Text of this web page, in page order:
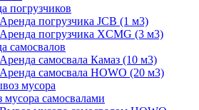
погрузчиков
Аренда погрузчика JCB (1 м3)
Аренда погрузчика XCMG (3 м3)
самосвалов
Аренда самосвала Камаз (10 м3)
Аренда самосвала HOWO (20 м3)
мусора
мусора самосвалами